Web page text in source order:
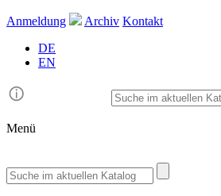
Anmeldung Archiv Kontakt
DE
EN
Menü